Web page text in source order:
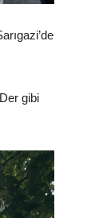
gibi